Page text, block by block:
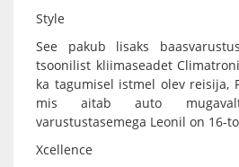
Style
See pakub lisaks
tsoonilist kliimaseadet
ka tagumisel istmel olev reisija,
mis aitab auto
varustustasemega Leonil on 16-
Xcellence